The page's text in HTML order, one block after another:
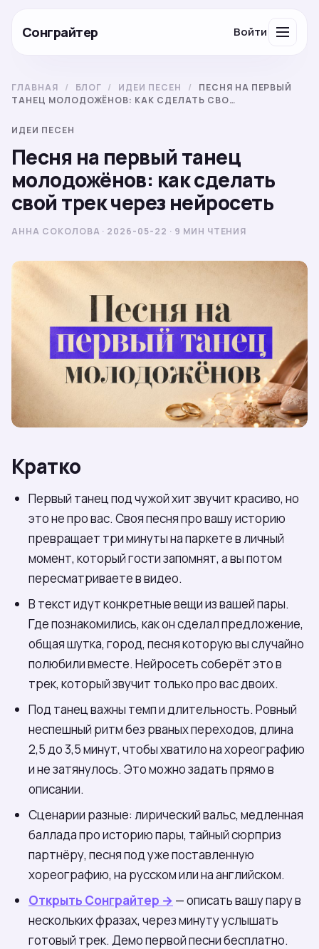
Сонграйтер Войти
ГЛАВНАЯ / БЛОГ / ИДЕИ ПЕСЕН /
ПЕСНЯ НА ПЕРВЫЙ
ТАНЕЦ МОЛОДОЖЁНОВ: КАК СДЕЛАТЬ СВО…
ИДЕИ ПЕСЕН
Песня на первый танец
молодожёнов: как сделать
свой трек через нейросеть
АННА СОКОЛОВА · 2026-05-22 · 9 МИН ЧТЕНИЯ
Кратко
Первый танец под чужой хит звучит красиво, но
это не про вас. Своя песня про вашу историю
превращает три минуты на паркете в личный
момент, который гости запомнят, а вы потом
пересматриваете в видео.
В текст идут конкретные вещи из вашей пары.
Где познакомились, как он сделал предложение,
общая шутка, город, песня которую вы случайно
полюбили вместе. Нейросеть соберёт это в
трек, который звучит только про вас двоих.
Под танец важны темп и длительность. Ровный
неспешный ритм без рваных переходов, длина
2,5 до 3,5 минут, чтобы хватило на хореографию
и не затянулось. Это можно задать прямо в
описании.
Сценарии разные: лирический вальс, медленная
баллада про историю пары, тайный сюрприз
партнёру, песня под уже поставленную
хореографию, на русском или на английском.
Открыть Сонграйтер → — описать вашу пару в
нескольких фразах, через минуту услышать
готовый трек. Демо первой песни бесплатно.